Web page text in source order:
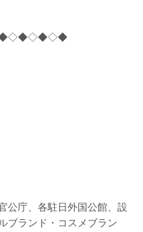
公庁、各駐日外国公館、設
ブランド・コスメブラン